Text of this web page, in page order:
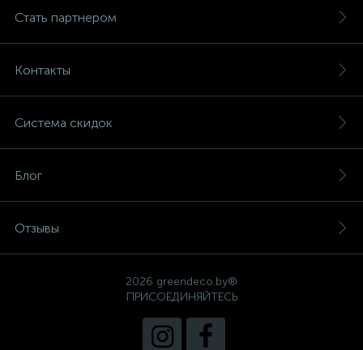
Стать партнером
Контакты
Система скидок
Блог
Отзывы
2026 greendeco.by®
ПРИСОЕДИНЯЙТЕСЬ